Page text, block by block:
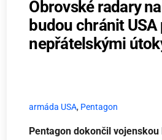
Obrovské radary
budou chránit USA
nepřátelskými
armáda USA, Pentagon
Pentagon dokončil